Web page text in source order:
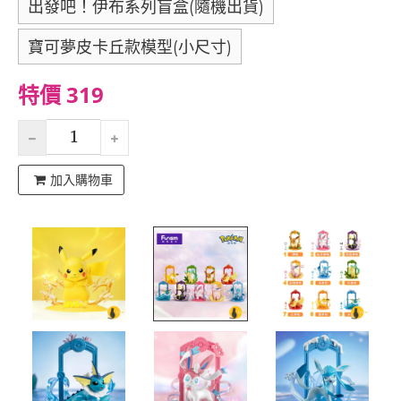
出發吧！伊布系列盲盒(隨機出貨)
寶可夢皮卡丘款模型(小尺寸)
特價 319
加入購物車